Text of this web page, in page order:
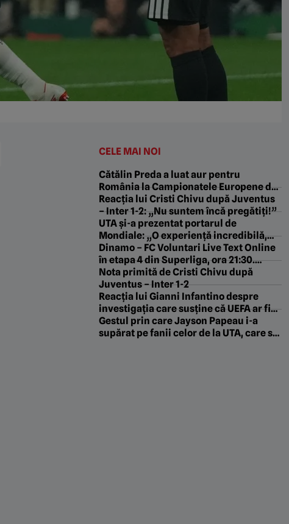
CELE MAI NOI
Cătălin Preda a luat aur pentru
România la Campionatele Europene de
Natație
Reacția lui Cristi Chivu după Juventus
– Inter 1-2: „Nu suntem încă pregătiți!”
UTA și-a prezentat portarul de
Mondiale: „O experiență incredibilă,
sunt mai matur și mai puternic”
Dinamo – FC Voluntari Live Text Online
în etapa 4 din Superliga, ora 21:30.
Echipele probabile. Meci tare pe „Arcul
de Triumf”
Nota primită de Cristi Chivu după
Juventus – Inter 1-2
Reacția lui Gianni Infantino despre
investigația care susține că UEFA ar fi
plătit o presupusă amantă a lui
Gestul prin care Jayson Papeau i-a
supărat pe fanii celor de la UTA, care s-